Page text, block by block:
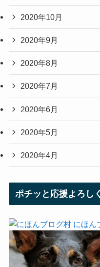
2020年10月
2020年9月
2020年8月
2020年7月
2020年6月
2020年5月
2020年4月
ポチッと応援よろし